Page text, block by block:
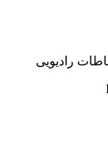
رادیویی